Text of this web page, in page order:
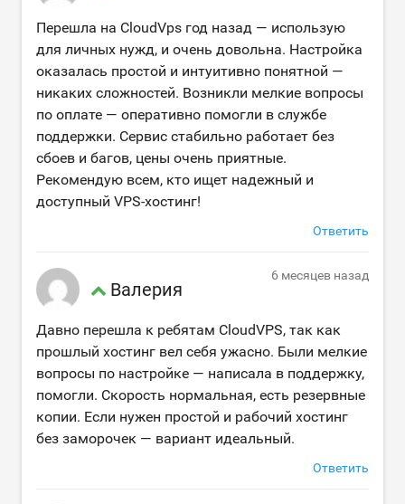
Перешла на CloudVps год назад — использую
для личных нужд, и очень довольна. Настройка
оказалась простой и интуитивно понятной —
никаких сложностей. Возникли мелкие вопросы
по оплате — оперативно помогли в службе
поддержки. Сервис стабильно работает без
сбоев и багов, цены очень приятные.
Рекомендую всем, кто ищет надежный и
доступный VPS-хостинг!
Ответить
Валерия
6 месяцев назад
Давно перешла к ребятам CloudVPS, так как
прошлый хостинг вел себя ужасно. Были мелкие
вопросы по настройке — написала в поддержку,
помогли. Скорость нормальная, есть резервные
копии. Если нужен простой и рабочий хостинг
без заморочек — вариант идеальный.
Ответить